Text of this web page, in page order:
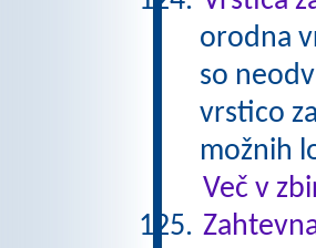
orodna
so
vrstico
možnih
Več v